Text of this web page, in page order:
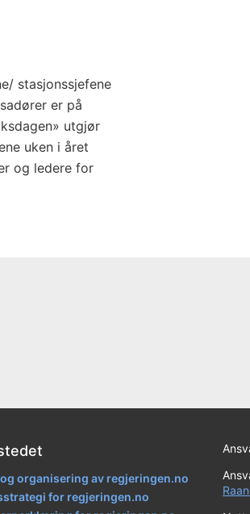
stasjonssjefene
er på
utgjør
uken i året
og ledere for
organisering av regjeringen.no
for regjeringen.no